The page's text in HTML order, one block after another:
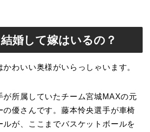
婚して嫁はいるの？
わいい奥様がいらっしゃいます。
が所属していたチーム宮城MAXの元
の優さんです。藤本怜央選手が車椅
ルが、ここまでバスケットボールを